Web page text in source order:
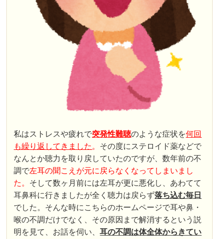
私はストレスや疲れで突発性難聴のような症状を何回
も繰り返してきました 。 その度にステロイド薬などで
なんとか聴力を取り戻していたのですが、数年前の不
調で左耳の聞こえが元に戻らなくなってしまいまし
た。 そして数ヶ月前には左耳が更に悪化し、あわてて
耳鼻科に行きましたが全く聴力は戻らず落ち込む毎日
でした。そんな時にこちらのホームページで耳や鼻・
喉の不調だけでなく、その原因まで解消するという説
明を見て、お話を伺い、耳の不調は体全体からきてい